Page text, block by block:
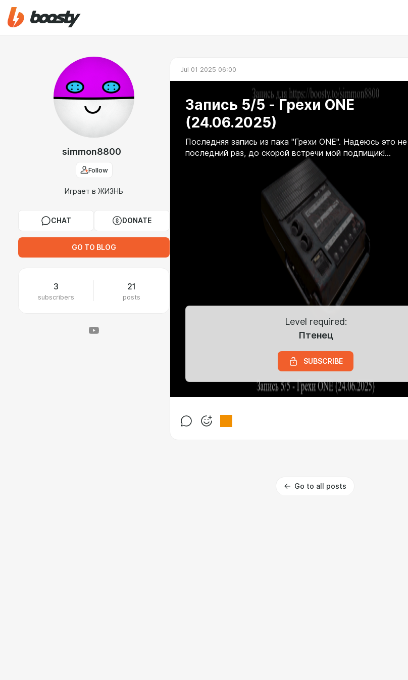
simmon8800
Follow
Играет в ЖИЗНЬ
CHAT DONATE
GO TO BLOG
3
subscribers
21
posts
Jul 01 2025 06:00
Запись 5/5 - Грехи ONE
(24.06.2025)
Последняя запись из пака "Грехи ONE". Надеюсь это не
последний раз, до скорой встречи мой подпищик!...
Level required:
Птенец
SUBSCRIBE
Go to all posts